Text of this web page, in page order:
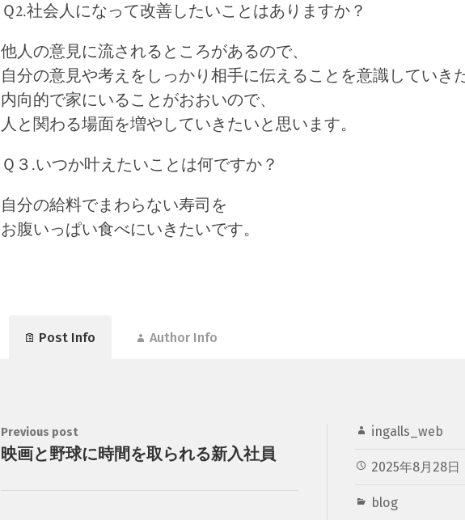
Ｑ2.社会人になって改善したいことはありますか？
他人の意見に流されるところがあるので、
自分の意見や考えをしっかり相手に伝えることを意識していき
内向的で家にいることがおおいので、
人と関わる場面を増やしていきたいと思います。
Ｑ３.いつか叶えたいことは何ですか？
自分の給料でまわらない寿司を
お腹いっぱい食べにいきたいです。
Post Info Author Info
ingalls_web
2025年8月28日
blog
Previous post
映画と野球に時間を取られる新入社員